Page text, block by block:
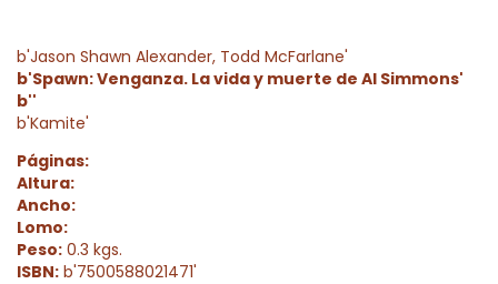
b'Jason Shawn Alexander, Todd McFarlane'
b'Spawn: Venganza. La vida y muerte de Al Simmons'
b''
b'Kamite'
Páginas:
Altura:
Ancho:
Lomo:
Peso: 0.3 kgs.
ISBN: b'7500588021471'